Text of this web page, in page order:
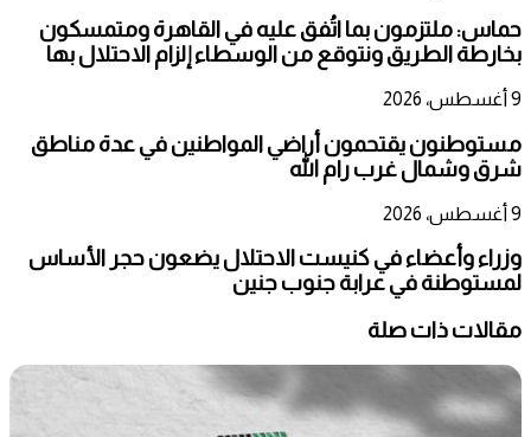
حماس: ملتزمون بما اتُفق عليه في القاهرة ومتمسكون
بخارطة الطريق ونتوقع من الوسطاء إلزام الاحتلال بها
9 أغسطس، 2026
مستوطنون يقتحمون أراضي المواطنين في عدة مناطق
شرق وشمال غرب رام الله
9 أغسطس، 2026
وزراء وأعضاء في كنيست الاحتلال يضعون حجر الأساس
لمستوطنة في عرابة جنوب جنين
مقالات ذات صلة